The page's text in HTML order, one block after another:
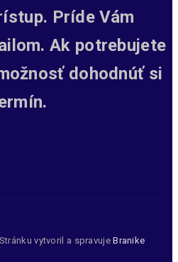
Príde Vám
Ak potrebujete
dohodnúť si
vytvoril a spravujeBranike